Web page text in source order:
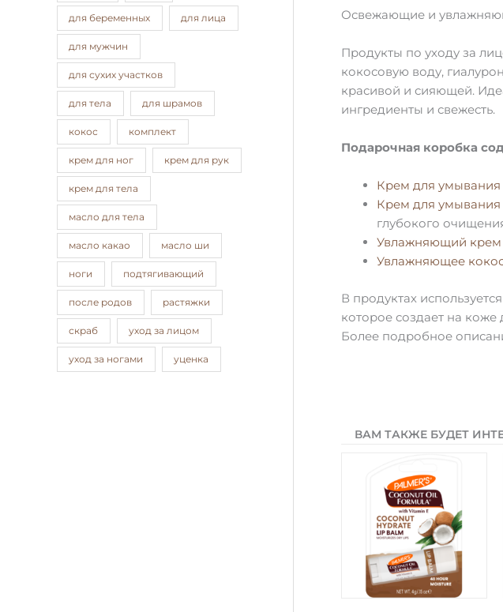
для беременных для лица
для мужчин
для сухих участков
для тела для шрамов
кокос комплект
крем для ног крем для рук
крем для тела
масло для тела
масло какао масло ши
ноги подтягивающий
после родов растяжки
скраб уход за лицом
уход за ногами уценка
Освежающие и
Продукты по уходу за
кокосовую воду,
красивой и сияющей.
ингредиенты и свежесть.
Подарочная коробка
Крем для
Крем для
глубокого
Увлажняющий крем
Увлажняющее
В продуктах
которое создает на
Более подробное
ВАМ ТАКЖЕ БУДЕТ